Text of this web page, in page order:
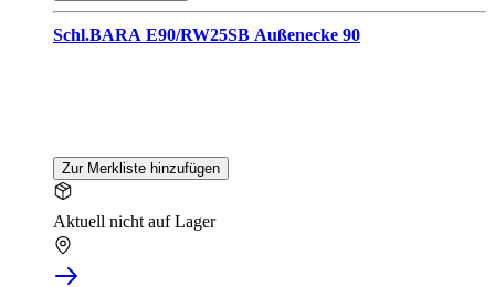
Schl.BARA E90/RW25SB Außenecke 90
Zur Merkliste hinzufügen
Aktuell nicht auf Lager